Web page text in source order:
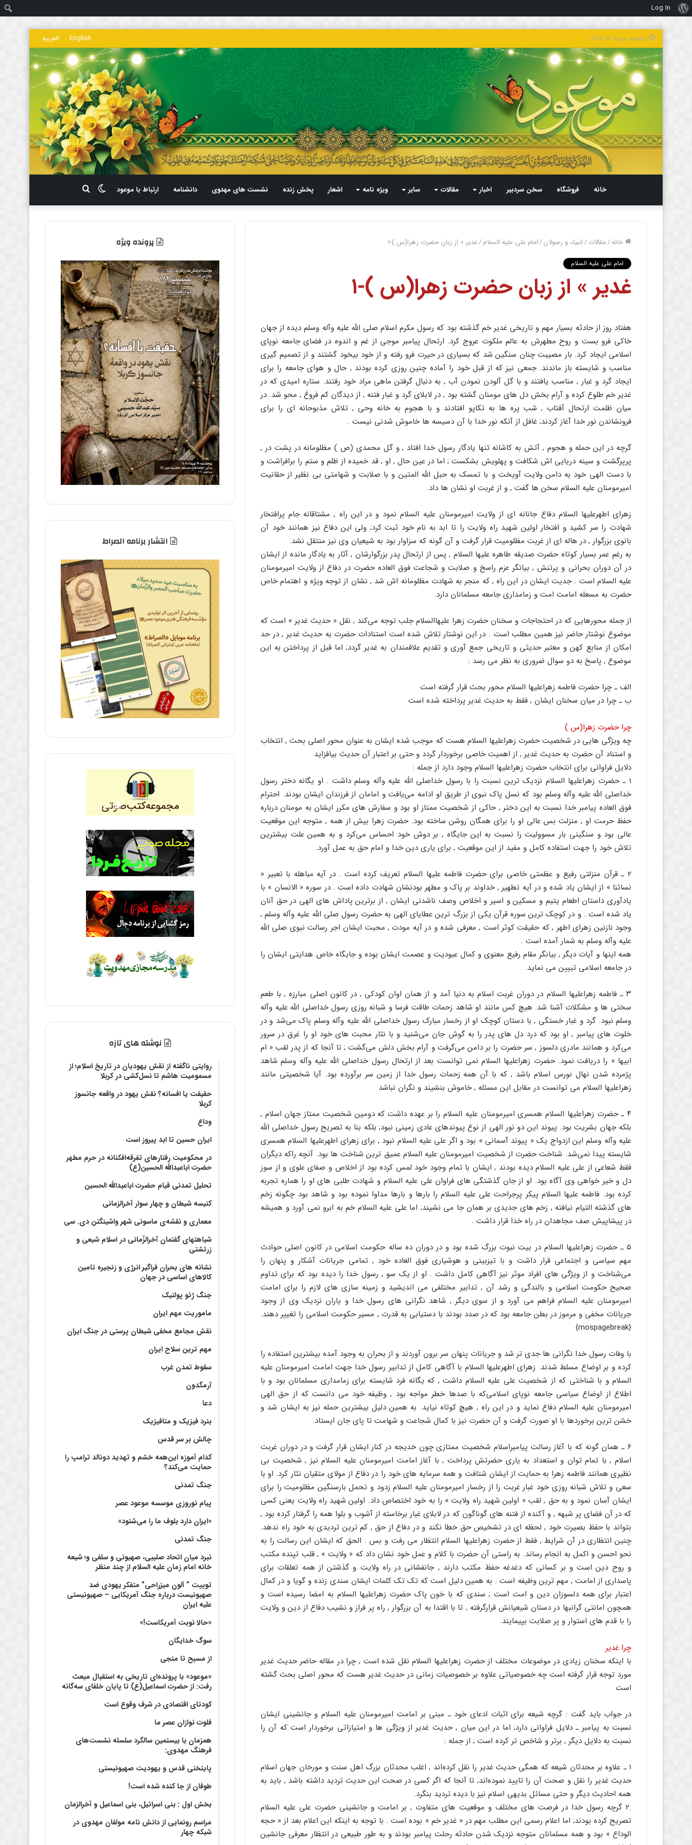
درباره
وردپرس
Log In
یکشنبه, مرداد ۱۸ ۱۴۰۵ English العربیه
خانه فروشگاه سخن سردبیر اخبار مقالات سایر ویژه نامه اشعار پخش زنده نشست های مهدوی دانشنامه ارتباط با موعود
برای
تغییر
پوسته
خانه/مقالات/انبیاء و رسولان/امام علی علیه السلام/غدیر » از زبان حضرت زهرا(س )-۱
امام علی علیه السلام
غدیر » از زبان حضرت زهرا(س )-۱
هفتاد روز از حادثه بسیار مهم و تاریخی غدیر خم گذشته بود که رسول مکرم اسلام صلی الله علیه وآله وسلم دیده از جهان
خاکی فرو بست و روح مطهرش به عالم ملکوت عروج کرد. ارتحال پیامبر موجی از غم و اندوه در فضای جامعه نوپای
اسلامی ایجاد کرد. بار مصیبت چنان سنگین شد که بسیاری در حیرت فرو رفته و از خود بیخود گشتند و از تصمیم گیری
مناسب و شایسته باز ماندند. جمعی نیز که از قبل خود را آماده چنین روزی کرده بودند , حال و هوای جامعه را برای
ایجاد گرد و غبار , مناسب یافتند و با گل آلودن نمودن آب , به دنبال گرفتن ماهی مراد خود رفتند. ستاره امیدی که در
غدیر خم طلوع کرده و آرام بخش دل های مومنان گشته بود , در لابلای گرد و غبار فتنه , از دیدگان کم فروغ , محو شد. در
میان ظلمت ارتحال آفتاب , شب پره ها به تکاپو افتادند و با هجوم به خانه وحی , تلاش مذبوحانه ای را برای
فرونشاندن نور خدا آغاز کردند; غافل از آنکه نور خدا با آن دسیسه ها خاموش شدنی نیست .
گرچه در این حمله و هجوم , آتش به کاشانه تنها یادگار رسول خدا افتاد , و گل محمدی (ص ) مظلومانه در پشت در ,
پرپرگشت و سینه دریایی اش شکافت و پهلویش بشکست ; اما در عین حال , او , قد خمیده از ظلم و ستم را برافراشت و
با دست الهی خود به دامن ولایت آویخت و با تمسک به حبل الله المتین و با صلابت و شهامتی بی نظیر از حقانیت
امیرمومنان علیه السلام سخن ها گفت , و از غربت او نشان ها داد.
زهرای اطهرعلیها السلام دفاع جانانه ای از ولایت امیرمومنان علیه السلام نمود و در این راه , مشتاقانه جام پرافتخار
شهادت را سر کشید و افتخار اولین شهید راه ولایت را تا ابد به نام خود ثبت کرد; ولی این دفاع نیز همانند خود آن
بانوی بزرگوار , در هاله ای از غربت مظلومیت قرار گرفت و آن گونه که سزاوار بود به شیعیان وی نیز منتقل نشد.
به رغم عمر بسیار کوتاه حضرت صدیقه طاهره علیها السلام , پس از ارتحال پدر بزرگوارشان , آثار به یادگار مانده از ایشان
در آن دوران بحرانی و پرتنش , بیانگر عزم راسخ و صلابت و شجاعت فوق العاده حضرت در دفاع از ولایت امیرمومنان
علیه السلام است . جدیت ایشان در این راه , که منجر به شهادت مظلومانه اش شد , نشان از توجه ویژه و اهتمام خاص
حضرت به مسعله امامت امت و زمامداری جامعه مسلمانان دارد.
از جمله محورهایی که در احتجاجات و سخنان حضرت زهرا علیهاالسلام جلب توجه می‌کند , نقل « حدیث غدیر » است که
موضوع نوشتار حاضر نیز همین مطلب است . در این نوشتار تلاش شده است استنادات حضرت به حدیث غدیر , در حد
امکان از منابع کهن و معتبر حدیثی و تاریخی جمع آوری و تقدیم علاقمندان به غدیر گردد; اما قبل از پرداختن به این
موضوع , پاسخ به دو سوال ضروری به نظر می رسد :
الف ـ چرا حضرت فاطمه زهراعلیها السلام محور بحث قرار گرفته است
ب ـ چرا در میان سخنان ایشان , فقط به حدیث غدیر پرداخته شده است
چرا حضرت زهرا(س )
چه ویژگی هایی در شخصیت حضرت زهراعلیها السلام هست که موجب شده ایشان به عنوان محور اصلی بحث , انتخاب
و استناد آن حضرت به حدیث غدیر , از اهمیت خاصی برخوردار گردد و حتی بر اعتبار آن حدیث بیافزاید
دلایل فراوانی برای انتخاب حضرت زهراعلیها السلام وجود دارد از جمله :
۱ ـ حضرت زهراعلیها السلام نزدیک ترین نسبت را با رسول خداصلی الله علیه وآله وسلم داشت . او یگانه دختر رسول
خداصلی الله علیه وآله وسلم بود که نسل پاک نبوی از طریق او ادامه می‌یافت و امامان از فرزندان ایشان بودند. احترام
فوق العاده پیامبر خدا نسبت به این دختر , حاکی از شخصیت ممتاز او بود و سفارش های مکرر ایشان به مومنان درباره
حفظ حرمت او , منزلت بس عالی او را برای همگان روشن ساخته بود. حضرت زهرا بیش از همه , متوجه این موقعیت
عالی بود و سنگینی بار مسوولیت را نسبت به این جایگاه , بر دوش خود احساس می‌کرد و به همین علت بیشترین
تلاش خود را جهت استفاده کامل و مفید از این موقعیت , برای یاری دین خدا و امام حق به عمل آورد.
۲ ـ قرآن منزلتی رفیع و عظمتی خاصی برای حضرت فاطمه علیها السلام تعریف کرده است . در آیه مباهله با تعبیر «
نسائنا » از ایشان یاد شده و در آیه تطهیر , خداوند بر پاک و مطهر بودنشان شهادت داده است . در سوره « الانسان » با
یادآوری داستان اطعام یتیم و مسکین و اسیر و اخلاص وصف ناشدنی ایشان , از برترین پاداش های الهی در حق آنان
یاد شده است . و در کوچک ترین سوره قرآن یکی از بزرگ ترین عطایای الهی به حضرت رسول صلی الله علیه وآله وسلم ,
وجود نازنین زهرای اطهر , که حقیقت کوثر است , معرفی شده و در آیه مودت , محبت ایشان اجر رسالت نبوی صلی الله
علیه وآله وسلم به شمار آمده است .
همه اینها و آیات دیگر , بیانگر مقام رفیع معنوی و کمال عبودیت و عصمت ایشان بوده و جایگاه خاص هدایتی ایشان را
در جامعه اسلامی تبیین می نماید.
۳ ـ فاطمه زهراعلیها السلام در دوران غربت اسلام به دنیا آمد و از همان اوان کودکی , در کانون اصلی مبارزه , با طعم
سختی ها و مشکلات آشنا شد. هیچ کس مانند او شاهد زحمات طاقت فرسا و شبانه روزی رسول خداصلی الله علیه وآله
وسلم نبود. گرد و غبار خستگی , با دستان کوچک او از رخسار مبارک رسول خداصلی الله علیه وآله وسلم پاک می‌شد و در
خلوت های پیامبر , او بود که درد دل های پدر را به گوش جان می‌شنید و با نثار محبت های خود او را غرق در سرور
می‌کرد و همانند مادری دلسوز , سر حضرت را بر دامن می‌گرفت و آرام بخش دلش می‌گشت ; تا آنجا که از پدر لقب « ام
ابیها » را دریافت نمود. حضرت زهراعلیها السلام نمی توانست بعد از ارتحال رسول خداصلی الله علیه وآله وسلم شاهد
پژمرده شدن نهال نورس اسلام باشد , که با آن همه زحمات رسول خدا از زمین سر برآورده بود. آیا شخصیتی مانند
زهراعلیها السلام می توانست در مقابل این مسئله , خاموش بنشیند و نگران نباشد
۴ ـ حضرت زهراعلیها السلام همسری امیرمومنان علیه السلام را بر عهده داشت که دومین شخصیت ممتاز جهان اسلام ,
بلکه جهان بشریت بود. پیوند این دو نور الهی از نوع پیوندهای عادی زمینی نبود; بلکه بنا به تصریح رسول خداصلی الله
علیه وآله وسلم این ازدواج یک « پیوند آسمانی » بود و اگر علی علیه السلام نبود , برای زهرای اطهرعلیها السلام همسری
شایسته پیدا نمی‌شد. شناخت حضرت از شخصیت امیرمومنان علیه السلام عمیق ترین شناخت ها بود. آنچه راکه دیگران
فقط شعاعی از علی علیه السلام دیده بودند , ایشان با تمام وجود خود لمس کرده بود از اخلاص و صفای علوی و از سوز
دل و خیر خواهی وی آگاه بود. او از جان گذشتگی های فراوان علی علیه السلام و شهادت طلبی های او را هماره تجربه
کرده بود. فاطمه علیها السلام پیکر پرجراحت علی علیه السلام را بارها و بارها مداوا نموده بود و شاهد بود چگونه زخم
های گذشته التیام نیافته , زخم های جدیدی بر همان جا می نشیند; اما علی علیه السلام خم به ابرو نمی آورد و همیشه
در پیشاپیش صف مجاهدان در راه خدا قرار داشت .
۵ ـ حضرت زهراعلیها السلام در بیت نبوت بزرگ شده بود و در دوران ده ساله حکومت اسلامی در کانون اصلی حوادث
مهم سیاسی و اجتماعی قرار داشت و با تیزبینی و هوشیاری فوق العاده خود , تمامی جریانات آشکار و پنهان را
می‌شناخت و از ویژگی های افراد موثر نیز آگاهی کامل داشت . او از یک سو , رسول خدا را دیده بود که برای تداوم
صحیح حکومت اسلامی و بالندگی و رشد آن , تدابیر مختلفی می اندیشید و زمینه سازی های لازم را برای امامت
امیرمومنان علیه السلام فراهم می آورد و از سوی دیگر , شاهد نگرانی های رسول خدا و یاران نزدیک وی از وجود
جریانات مخفی و مرموز در بطن جامعه بود که در صدد بودند با دستیابی به قدرت , مسیر حکومت اسلامی را تغییر دهند.
{mospagebreak}
با وفات رسول خدا نگرانی ها جدی تر شد و جریانات پنهان سر برون آوردند و از بحران به وجود آمده بیشترین استفاده را
کرده و بر اوضاع مسلط شدند. زهرای اطهرعلیها السلام با آگاهی کامل از تدابیر رسول خدا جهت امامت امیرمومنان علیه
السلام و با شناختی که از شخصیت علی علیه السلام داشت , که یگانه فرد شایسته برای زمامداری مسلمانان بود و با
اطلاع از اوضاع سیاسی جامعه نوپای اسلامی‌که با صدها خطر مواجه بود , وظیفه خود می دانست که از حق الهی
امیرمومنان علیه السلام دفاع نماید و در این راه , هیچ کوتاه نیاید. به همین دلیل بیشترین حمله نیز به ایشان شد و
خشن ترین برخوردها با او صورت گرفت و آن حضرت نیز با کمال شجاعت و شهامت تا پای جان ایستاد.
۶ ـ همان گونه که با آغاز رسالت پیامبراسلام شخصیت ممتازی چون خدیجه در کنار ایشان قرار گرفت و در دوران غربت
اسلام , با تمام توان و استعداد به یاری حضرتش پرداخت , با آغاز امامت امیرمومنان علیه السلام نیز , شخصیت بی
نظیری همانند فاطمه زهرا به حمایت از ایشان شتافت و همه سرمایه های خود را در دفاع از مولای متقیان نثار کرد. او با
سعی و تلاش شبانه روزی خود غبار غربت را از رخسار امیرمومنان علیه السلام زدود و تحمل بارسنگین مظلومیت را برای
ایشان آسان نمود و به حق , لقب « اولین شهید راه ولایت » را به خود اختصاص داد. اولین شهید راه ولایت یعنی کسی
که در آن فضای پر شبهه , و آکنده از فتنه های گوناگون که در لابلای غبار برخاسته از آشوب و بلوا همه را گرفتار کرده بود ,
بتواند با حفظ بصیرت خود , لحظه ای در تشخیص حق خطا نکند و در دفاع از حق , کم ترین تردیدی به خود راه ندهد.
چنین انتظاری در آن شرایط , فقط از حضرت زهراعلیها السلام انتظار می رفت و بس . الحق که ایشان این رسالت را به
نحو احسن و اکمل به انجام رساند. به راستی آن حضرت با کلام و عمل خود نشان داد که « ولایت » , قلب تپنده مکتب
و روح دین است و بر کسانی که دغدغه حفظ مکتب دارند , جانفشانی در راه ولایت و گذشتن از همه تعلقات برای
پاسداری از امامت , مهم ترین وظیفه است . به همین دلیل است که تک تک کلمات ایشان سندی زنده و گویا و در کمال
اعتبار برای همه دلسوزان دین و امت است ; سندی که با خون پاک حضرت زهراعلیها السلام به امضا رسیده است و
همچون امانتی گرانبها در دستان شیعیانش قرارگرفته , تا با اقتدا به آن بزرگوار , راه پر فراز و نشیب دفاع از دین و ولایت
را با قدم های استوار و پر صلابت بپیمایند.
چرا غدیر
با اینکه سخنان زیادی در موضوعات مختلف از حضرت زهراعلیها السلام نقل شده است , چرا در مقاله حاضر حدیث غدیر
مورد توجه قرار گرفته است چه خصوصیاتی علاوه بر خصوصیات زمانی در حدیث غدیر هست که محور اصلی بحث گشته
است
در جواب باید گفت : گرچه شیعه برای اثبات ادعای خود ـ مبنی بر امامت امیرمومنان علیه السلام و جانشینی ایشان
نسبت به پیامبر ـ دلایل فراوانی دارد; اما در این میان , حدیث غدیر از ویژگی ها و امتیازاتی برخوردار است که آن را
نسبت به دلایل دیگر , برتر و شاخص تر کرده است ; از جمله :
۱ ـ علاوه بر محدثان شیعه که همگی حدیث غدیر را نقل کرده‌اند , اغلب محدثان بزرگ اهل سنت و مورخان جهان اسلام
حدیث غدیر را نقل و صحت آن را تایید نموده‌اند; تا آنجا که اگر کسی در صحت این حدیث تردید داشته باشد , باید به
همه احادیث دیگر و حتی مسائل بدیهی اسلام نیز با دیده تردید بنگرد.
.۲ گرچه رسول خدا در فرصت های مختلف و موقعیت های متفاوت , بر امامت و جانشینی حضرت علی علیه السلام
تصریح کرده بودند; اما اعلام رسمی این مطلب مهم در « غدیر خم » بوده است . با توجه به اینکه این اعلام بعد از « حجه
الوداع » بود و همه مسلمانان متوجه نزدیک شدن حادثه رحلت پیامبر بودند و به طور طبیعی در انتظار معرفی جانشین
پرونده ویژه
انتشار برنامه الصراط
نوشته های تازه
روایتی ناگفته از نقش یهودیان در تاریخ اسلام؛ از
مسمومیت هاشم تا نسل‌کشی در کربلا
حقیقت یا افسانه؟‌ نقش یهود در واقعه جانسوز
کربلا
وداع
ایران حسین تا ابد پیروز است
در محکومیت رفتارهای تفرقه‌افکنانه در حرم مطهر
حضرت اباعبدالله الحسین(ع)
تحلیل تمدنی قیام حضرت اباعبدالله الحسین
کنیسه شیطان و چهار سوار آخرالزمانی
معماری و نقشه‌ی ماسونی شهر واشينگتن دی. سی
شباهتهای گفتمان آخر‌الزّمانی در اسلام شیعی و
زرتشتی
نشانه های بحران فراگیر انرژی و زنجیره تامین
کالاهای اساسی در جهان
جنگ ژئو پولتیک
ماموریت مهم ایران
نقش مجامع مخفی شیطان پرستی در جنگ ایران
مهم ترین سلاح ایران
سقوط تمدن غرب
آرمگدون
دعا
بنرد فیزیک و متافیزیک
چالش بر سر قدس
کدام آموزه این‌همه خشم و تهدید دونالد ترامپ را
حمایت می‌کند؟
جنگ تمدنی
پیام نوروزی موسسه موعود عصر
«ایران دارد بلوف ما را می‌شنود»
جنگ تمدنی
نبرد میان اتحاد صلیبی، صهیونی و سلفی و؛ شیعه
خانه امام زمان علیه السلام از چند منظر
توییت ” آلون میزراحی” متفکر یهودی ضد
صهیونیست درباره جنگ آمریکایی – صهیونیستی
علیه ایران
«حالا نوبت آمریکاست!»
سوگ خدایگان
از مسیح تا منجی
«موعود» با پرونده‌ای تاریخی به استقبال مبعث
رفت: از حضرت اسماعیل(ع) تا پایان خلفای سه‌گانه
کودتای اقتصادی در شرف وقوع است
فلوت نوازان عصر ما
همزمان با بیستمین سالگرد سلسله نشست‌های
فرهنگ مهدوی:‌
پایتختی قدس و یهودیت صهیونیستی
طوفان از جا کنده شده است!
بخش اول : بنی اسرائیل، بنی اسماعیل و آخرالزمان
مراسم رونمایی از دانش نامه مولفان مهدوی در
شبکه چهار